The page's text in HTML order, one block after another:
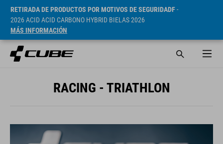
RETIRADA DE PRODUCTOS POR MOTIVOS DE SEGURIDADF-
2026 ACID ACID CARBONO HYBRID BIELAS 2026
MÁS INFORMACIÓN
RACING - TRIATHLON